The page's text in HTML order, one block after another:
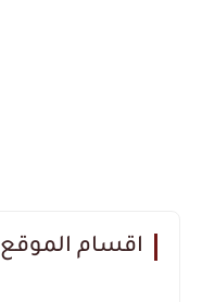
اقسام الموقع